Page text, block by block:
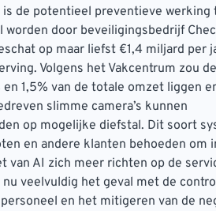
de potentieel preventieve werking
door beveiligingsbedrijf
op maar liefst €1,4 miljard per
Volgens het Vakcentrum zou de
1,5% van de totale omzet liggen
slimme camera’s kunnen
op mogelijke diefstal. Dit soort
en andere klanten behoeden om
van AI zich meer richten op de
veelvuldig het geval met de
en het mitigeren van de